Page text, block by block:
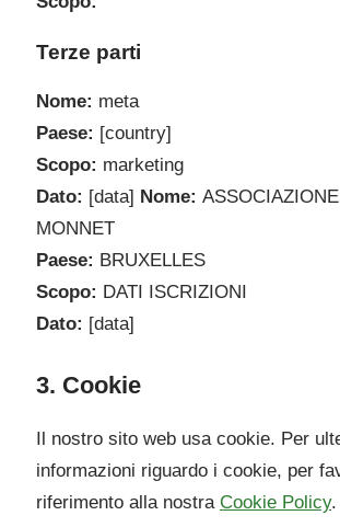
Terze parti
Nome: meta
Paese: [country]
Scopo: marketing
Dato: [data] Nome:
MONNET
Paese: BRUXELLES
Scopo: DATI ISCRIZIONI
Dato: [data]
3. Cookie
Il nostro sito web usa cookie. Per
informazioni riguardo i cookie, per
riferimento alla nostra Cookie Policy.